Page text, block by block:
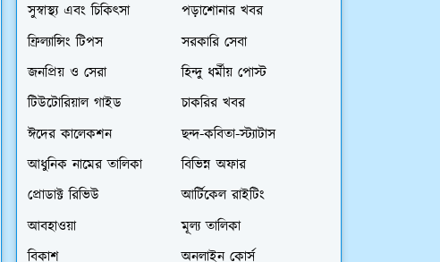
সুস্বাস্থ্য এবং চিকিৎসা
পড়াশোনার খবর
ফ্রিল্যান্সিং টিপস
সরকারি সেবা
জনপ্রিয় ও সেরা
হিন্দু ধর্মীয় পোস্ট
টিউটোরিয়াল গাইড
চাকরির খবর
ঈদের কালেকশন
ছন্দ-কবিতা-স্ট্যাটাস
আধুনিক নামের তালিকা
বিভিন্ন অফার
প্রোডাক্ট রিভিউ
আর্টিকেল রাইটিং
আবহাওয়া
মূল্য তালিকা
বিকাশ
অনলাইন কোর্স